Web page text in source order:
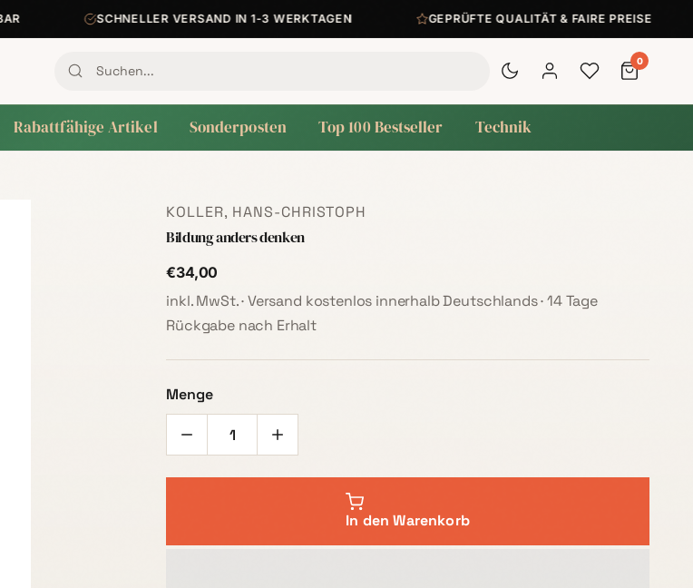
SCHNELLER VERSAND IN 1-3 WERKTAGEN GEPRÜFTE QUALITÄT & FAIRE PREISE
0
Rabattfähige Artikel Sonderposten Top 100 Bestseller Technik
KOLLER, HANS-CHRISTOPH
Bildung anders denken
€34,00
inkl. MwSt. · Versand kostenlos innerhalb Deutschlands · 14 Tage
Rückgabe nach Erhalt
Menge
In den Warenkorb